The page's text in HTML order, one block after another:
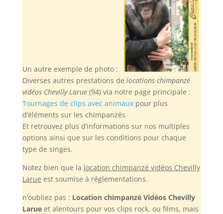
Un autre exemple de photo :
Diverses autres prestations de locations chimpanzé
vidéos Chevilly Larue(94) via notre page principale :
Tournages de clips avec animauxpour plus
d’éléments sur les chimpanzés
Et retrouvez plus d’informations sur nos multiples
options ainsi que sur les conditions pour chaque
type de singes.
Notez bien que la location chimpanzé vidéos Chevilly
Larue est soumise à réglementations.
n’oubliez pas : Location chimpanzé Vidéos Chevilly
Larueet alentours pour vos clips rock, ou films, mais